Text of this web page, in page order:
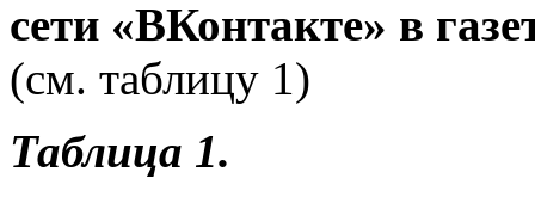
сети «ВКонтакте» в
(см. таблицу 1)
Таблица 1.